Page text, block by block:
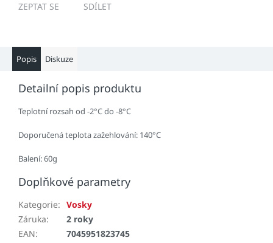
ZEPTAT SE SDÍLET
Popis Diskuze
Detailní popis produktu
Teplotní rozsah od -2°C do -8°C
Doporučená teplota zažehlování: 140°C
Balení: 60g
Doplňkové parametry
Kategorie: Vosky
Záruka:
2 roky
EAN: 7045951823745